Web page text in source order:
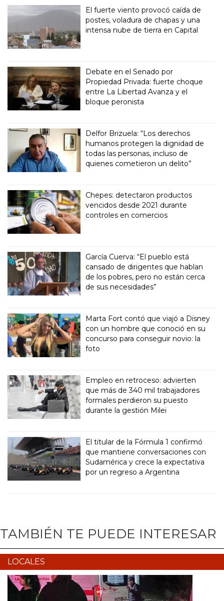
El fuerte viento provocó caída de
postes, voladura de chapas y una
intensa nube de tierra en Capital
Debate en el Senado por
Propiedad Privada: fuerte choque
entre La Libertad Avanza y el
bloque peronista
Delfor Brizuela: “Los derechos
humanos protegen la dignidad de
todas las personas, incluso de
quienes cometieron un delito”
Chepes: detectaron productos
vencidos desde 2021 durante
controles en comercios
García Cuerva: “El pueblo está
cansado de dirigentes que hablan
de los pobres, pero no están cerca
de sus necesidades”
Marta Fort contó que viajó a Disney
con un hombre que conoció en su
concurso para conseguir novio: la
foto
Empleo en retroceso: advierten
que más de 340 mil trabajadores
formales perdieron su puesto
durante la gestión Milei
El titular de la Fórmula 1 confirmó
que mantiene conversaciones con
Sudamérica y crece la expectativa
por un regreso a Argentina
TAMBIÉN TE PUEDE INTERESAR
LOCALES